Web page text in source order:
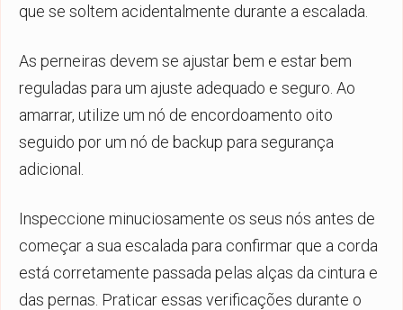
que se soltem acidentalmente durante a escalada.
As perneiras devem se ajustar bem e estar bem
reguladas para um ajuste adequado e seguro. Ao
amarrar, utilize um nó de encordoamento oito
seguido por um nó de backup para segurança
adicional.
Inspeccione minuciosamente os seus nós antes de
começar a sua escalada para confirmar que a corda
está corretamente passada pelas alças da cintura e
das pernas. Praticar essas verificações durante o